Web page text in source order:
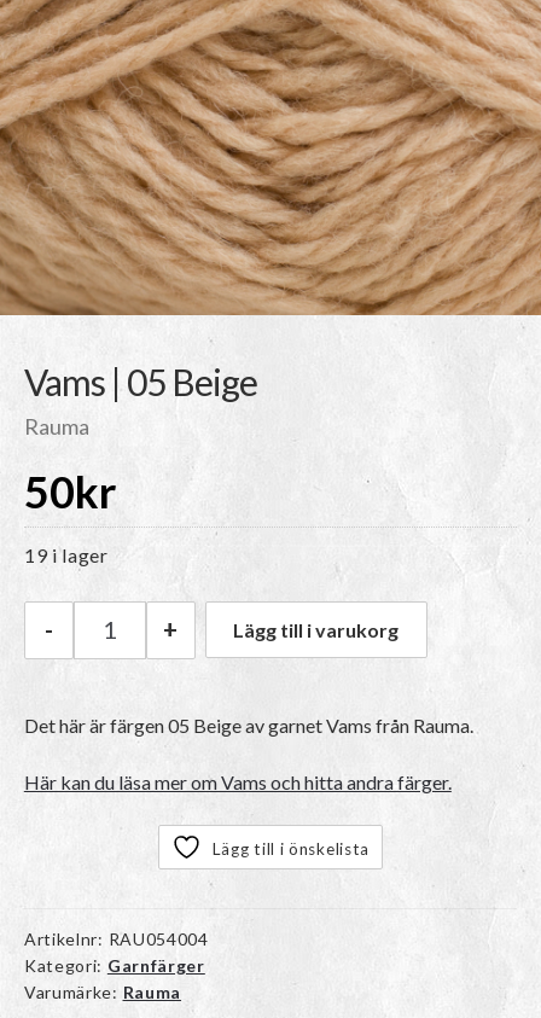
Vams | 05 Beige
Rauma
50kr
19 i lager
Rauma Vams | 05 Beige mängd
- + Lägg till i varukorg
Det här är färgen 05 Beige av garnetVams från Rauma.
Här kan du läsa mer om Vams och hitta andra färger.
Lägg till i önskelista
Artikelnr: RAU054004
Kategori: Garnfärger
Varumärke: Rauma